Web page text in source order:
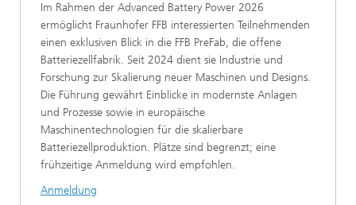
Im Rahmen der Advanced Battery Power 2026
ermöglicht Fraunhofer FFB interessierten Teilnehmenden
einen exklusiven Blick in die FFB PreFab, die offene
Batteriezellfabrik. Seit 2024 dient sie Industrie und
Forschung zur Skalierung neuer Maschinen und Designs.
Die Führung gewährt Einblicke in modernste Anlagen
und Prozesse sowie in europäische
Maschinentechnologien für die skalierbare
Batteriezellproduktion. Plätze sind begrenzt; eine
frühzeitige Anmeldung wird empfohlen.
Anmeldung